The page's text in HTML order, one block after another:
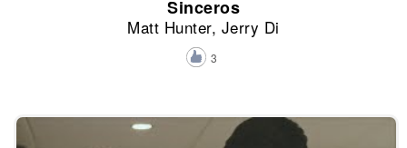
Sinceros
Matt Hunter, Jerry Di
3